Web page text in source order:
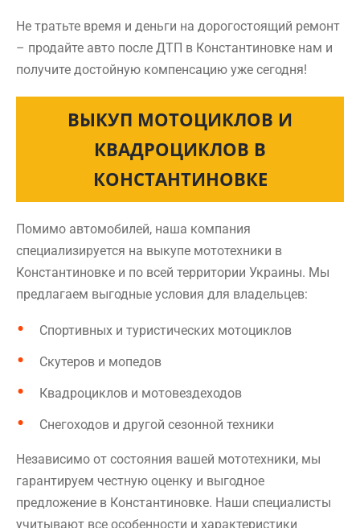
Не тратьте время и деньги на дорогостоящий ремонт
– продайте авто после ДТП в Константиновке нам и
получите достойную компенсацию уже сегодня!
ВЫКУП МОТОЦИКЛОВ И
КВАДРОЦИКЛОВ В
КОНСТАНТИНОВКЕ
Помимо автомобилей, наша компания
специализируется на выкупе мототехники в
Константиновке и по всей территории Украины. Мы
предлагаем выгодные условия для владельцев:
Спортивных и туристических мотоциклов
Скутеров и мопедов
Квадроциклов и мотовездеходов
Снегоходов и другой сезонной техники
Независимо от состояния вашей мототехники, мы
гарантируем честную оценку и выгодное
предложение в Константиновке. Наши специалисты
учитывают все особенности и характеристики